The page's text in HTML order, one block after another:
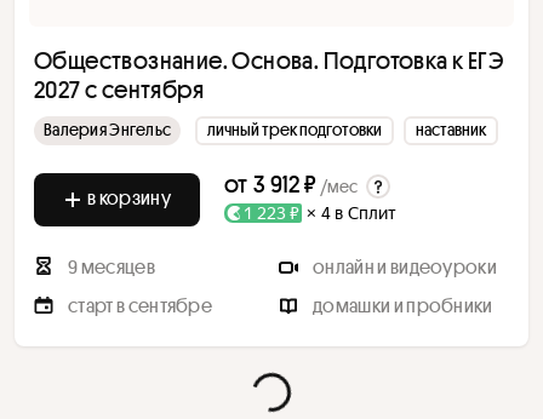
Обществознание. Основа. Подготовка к ЕГЭ
2027 с сентября
Валерия Энгельс личный трек подготовки наставник
в корзину от 3 912 ₽ /мес
1 223 ₽ × 4 в Сплит
9 месяцев
онлайн и видеоуроки
старт в сентябре
домашки и пробники